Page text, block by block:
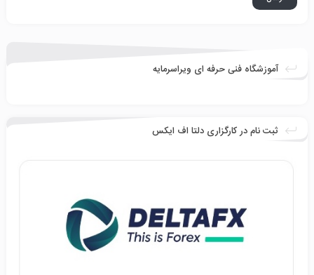
آموزشگاه فنی حرفه ای ویراسرمایه
ثبت نام در کارگزاری دلتا اف ایکس